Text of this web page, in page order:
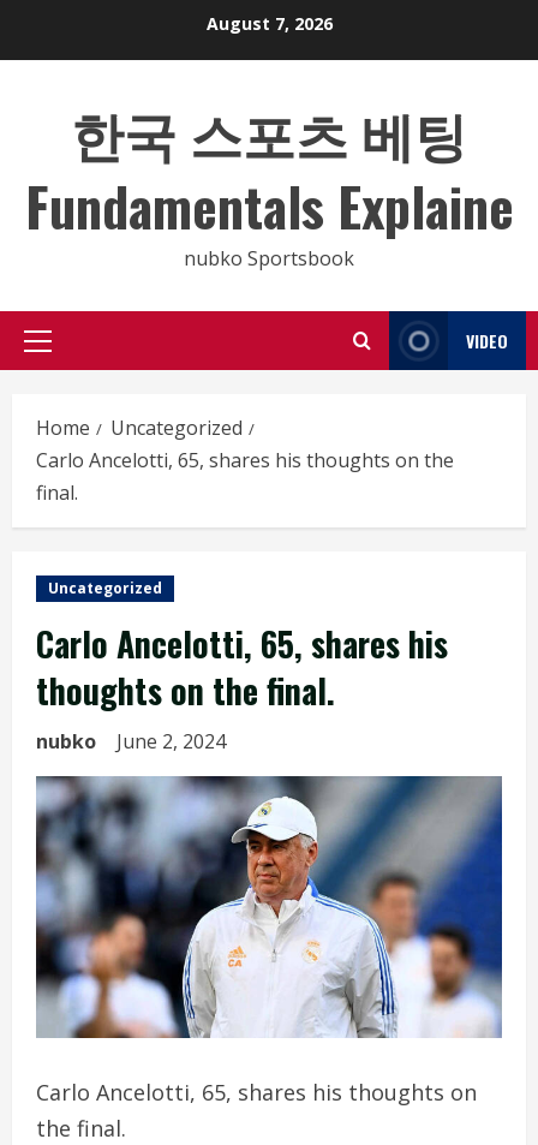
August 7, 2026
한국 스포츠 베팅
Fundamentals Explaine
nubko Sportsbook
Primary
VIDEO
Home
Uncategorized
Carlo Ancelotti, 65, shares his thoughts on the
final.
Uncategorized
Carlo Ancelotti, 65, shares his
thoughts on the final.
nubko June 2, 2024
Carlo Ancelotti, 65, shares his thoughts on
the final.